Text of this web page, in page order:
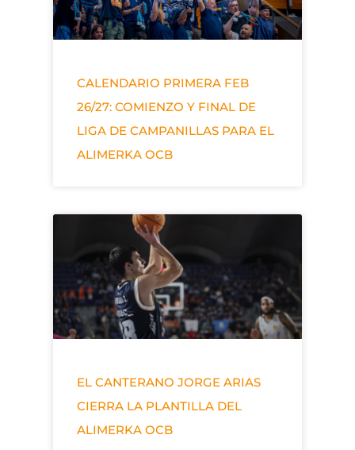
CALENDARIO PRIMERA FEB
26/27: COMIENZO Y FINAL DE
LIGA DE CAMPANILLAS PARA EL
ALIMERKA OCB
EL CANTERANO JORGE ARIAS
CIERRA LA PLANTILLA DEL
ALIMERKA OCB